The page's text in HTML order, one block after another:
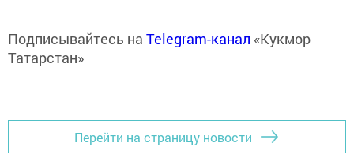
Подписывайтесь на Telegram-канал «Кукмор
Татарстан»
Перейти на страницу новости